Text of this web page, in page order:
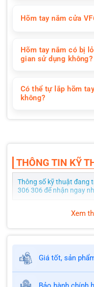
Hõm tay nắm cửa
Hõm tay nắm có bị
gian sử dụng không?
Có thể tự lắp hõm
không?
THÔNG TIN KỸ
Thông số kỹ thuật đang
306 306 để nhận ngay
Xem
Giá tốt, sản
Bảo hành chính